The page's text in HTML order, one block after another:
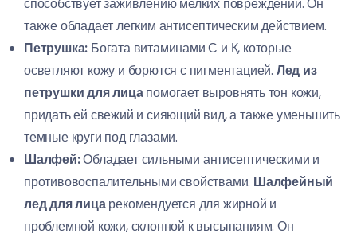
также обладает легким антисептическим действием.
Петрушка: Богата витаминами С и К, которые
осветляют кожу и борются с пигментацией. Лед из
петрушки для лицапомогает выровнять тон кожи,
придать ей свежий и сияющий вид, а также уменьшить
темные круги под глазами.
Шалфей:Обладает сильными антисептическими и
противовоспалительными свойствами. Шалфейный
лед для лицарекомендуется для жирной и
проблемной кожи, склонной к высыпаниям. Он